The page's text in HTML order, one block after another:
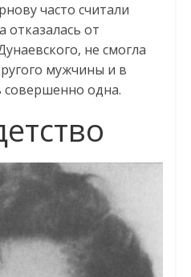
часто считали
отказалась от
не смогла
мужчины и в
совершенно одна.